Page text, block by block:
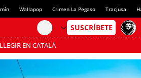
Wallapop Crimen La Pegaso Tracjusa
LLEGIR EN CATALÀ
al MODO AHORRO